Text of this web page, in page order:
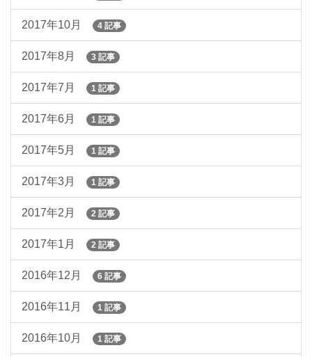
2017年10月 4 記事
2017年8月 3 記事
2017年7月 1 記事
2017年6月 1 記事
2017年5月 1 記事
2017年3月 1 記事
2017年2月 2 記事
2017年1月 2 記事
2016年12月 6 記事
2016年11月 1 記事
2016年10月 1 記事